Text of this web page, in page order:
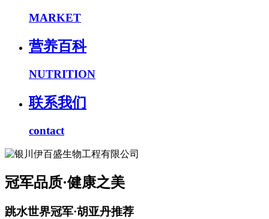
MARKET
营养百科
NUTRITION
联系我们
contact
冠军品质·健康之美
跳水世界冠军·胡亚丹推荐